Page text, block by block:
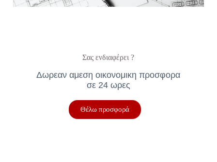
Σας ενδιαφέρει ?
Δωρεαν αμεση οικονομικη προσφορα
σε 24 ωρες
Θέλω προσφορά